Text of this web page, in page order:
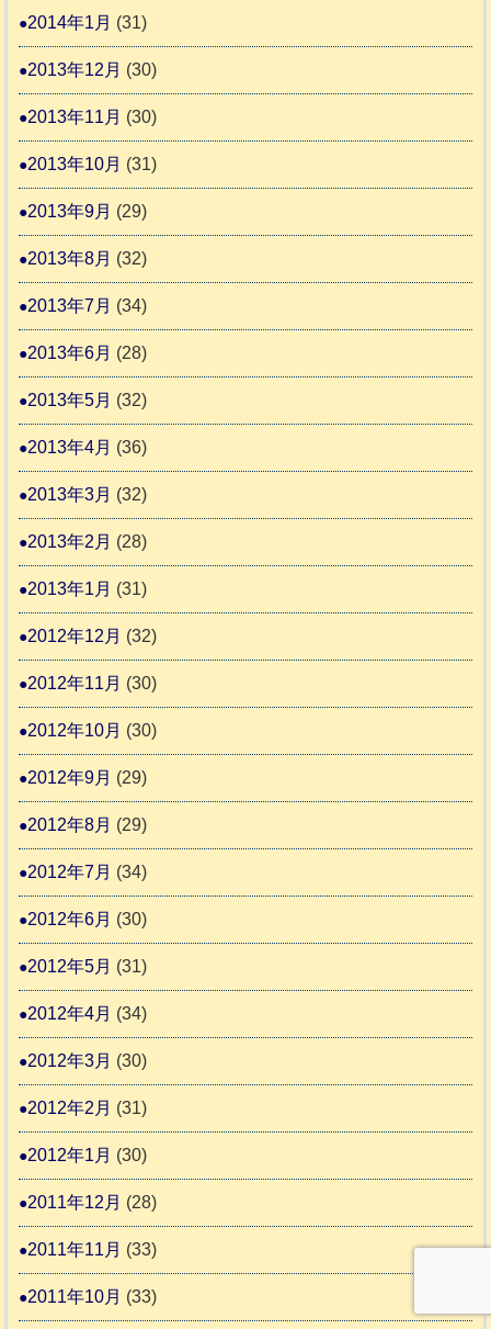
2014年1月 (31)
2013年12月 (30)
2013年11月 (30)
2013年10月 (31)
2013年9月 (29)
2013年8月 (32)
2013年7月 (34)
2013年6月 (28)
2013年5月 (32)
2013年4月 (36)
2013年3月 (32)
2013年2月 (28)
2013年1月 (31)
2012年12月 (32)
2012年11月 (30)
2012年10月 (30)
2012年9月 (29)
2012年8月 (29)
2012年7月 (34)
2012年6月 (30)
2012年5月 (31)
2012年4月 (34)
2012年3月 (30)
2012年2月 (31)
2012年1月 (30)
2011年12月 (28)
2011年11月 (33)
2011年10月 (33)